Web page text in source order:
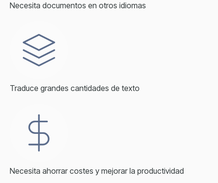
Necesita documentos en otros idiomas
Traduce grandes cantidades de texto
Necesita ahorrar costes y mejorar la productividad